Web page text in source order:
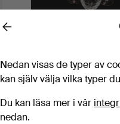
Rödvinsglas/Ölglas,
3 dagar
10 bud
180 USD
Back
Nedan visas de typer av
kan själv välja vilka typer
Du kan läsa mer i vår
nedan.